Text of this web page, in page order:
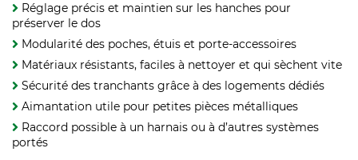
Réglage précis et maintien sur les hanches pour
préserver le dos
Modularité des poches, étuis et porte-accessoires
Matériaux résistants, faciles à nettoyer et qui sèchent vite
Sécurité des tranchants grâce à des logements dédiés
Aimantation utile pour petites pièces métalliques
Raccord possible à un harnais ou à d’autres systèmes
portés